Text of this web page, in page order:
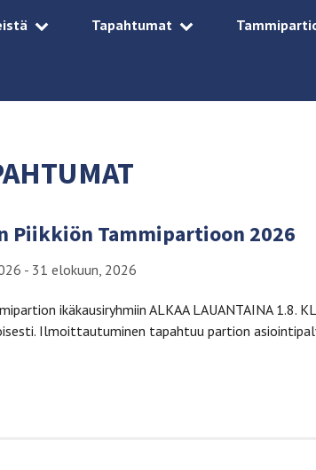
Tapahtumat
Piikkiön Tammipartioon 2026
- 31 elokuun, 2026
ikäkausiryhmiin ALKAA LAUANTAINA 1.8.
Ilmoittautuminen tapahtuu partion